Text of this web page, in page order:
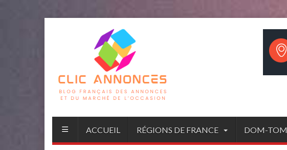
ACCUEIL RÉGIONS DE FRANCE DOM-TOM